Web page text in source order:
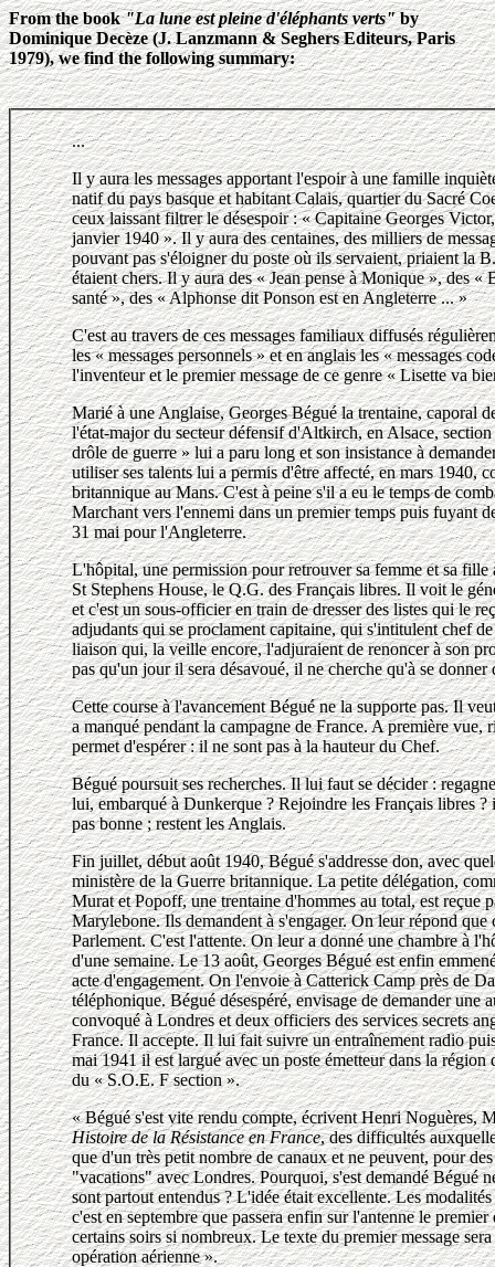
From the book"La lune est pleine d'éléphants verts"by
Dominique Decèze (J. Lanzmann & Seghers Editeurs, Paris
1979), we find the following summary:
...
Il y aura les messages apportant l'espoir à une famille
natif du pays basque et habitant Calais, quartier du Sacré
ceux laissant filtrer le désespoir : « Capitaine Georges
janvier 1940 ». Il y aura des centaines, des milliers de
pouvant pas s'éloigner du poste où ils servaient, priaient la
étaient chers. Il y aura des « Jean pense à Monique », des
santé », des « Alphonse dit Ponson est en Angleterre ... »
C'est au travers de ces messages familiaux diffusés
les « messages personnels » et en anglais les « messages
l'inventeur et le premier message de ce genre « Lisette va
Marié à une Anglaise, Georges Bégué la trentaine, caporal
l'état-major du secteur défensif d'Altkirch, en Alsace,
drôle de guerre » lui a paru long et son insistance à
utiliser ses talents lui a permis d'être affecté, en mars 1940,
britannique au Mans. C'est à peine s'il a eu le temps de
Marchant vers l'ennemi dans un premier temps puis fuyant
31 mai pour l'Angleterre.
L'hôpital, une permission pour retrouver sa femme et sa
St Stephens House, le Q.G. des Français libres. Il voit le
et c'est un sous-officier en train de dresser des listes qui le
adjudants qui se proclament capitaine, qui s'intitulent chef
liaison qui, la veille encore, l'adjuraient de renoncer à son
pas qu'un jour il sera désavoué, il ne cherche qu'à se
Cette course à l'avancement Bégué ne la supporte pas. Il
a manqué pendant la campagne de France. A première
permet d'espérer : il ne sont pas à la hauteur du Chef.
Bégué poursuit ses recherches. Il lui faut se décider :
lui, embarqué à Dunkerque ? Rejoindre les Français libres
pas bonne ; restent les Anglais.
Fin juillet, début août 1940, Bégué s'addresse don, avec
ministère de la Guerre britannique. La petite délégation,
Murat et Popoff, une trentaine d'hommes au total, est reçue
Marylebone. Ils demandent à s'engager. On leur répond
Parlement. C'est l'attente. On leur a donné une chambre à
d'une semaine. Le 13 août, Georges Bégué est enfin
acte d'engagement. On l'envoie à Catterick Camp près de
téléphonique. Bégué désespéré, envisage de demander
convoqué à Londres et deux officiers des services secrets
France. Il accepte. Il lui fait suivre un entraînement radio
mai 1941 il est largué avec un poste émetteur dans la
du « S.O.E. F section ».
« Bégué s'est vite rendu compte, écrivent Henri Noguères,
Histoire de la Résistance en France, des difficultés
que d'un très petit nombre de canaux et ne peuvent, pour
"vacations" avec Londres. Pourquoi, s'est demandé Bégué
sont partout entendus ? L'idée était excellente. Les
c'est en septembre que passera enfin sur l'antenne le
certains soirs si nombreux. Le texte du premier message
opération aérienne ».